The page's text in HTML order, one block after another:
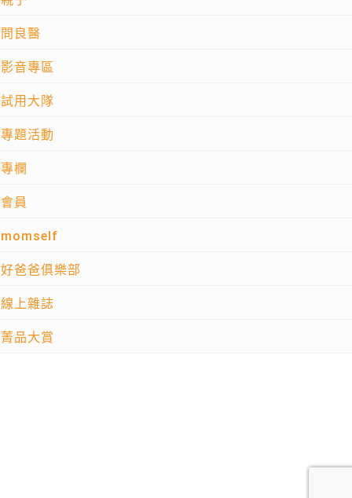
問良醫
影音專區
試用大隊
專題活動
專欄
會員
momself
好爸爸俱樂部
線上雜誌
菁品大賞